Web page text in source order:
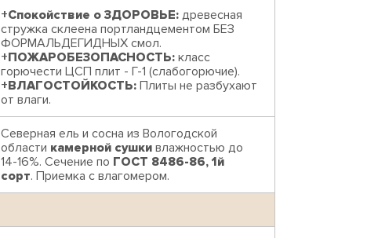
+Спокойствие о ЗДОРОВЬЕ: древесная
стружка склеена портландцементом БЕЗ
ФОРМАЛЬДЕГИДНЫХ смол.
+ПОЖАРОБЕЗОПАСНОСТЬ: класс
горючести ЦСП плит - Г-1 (слабогорючие).
+ВЛАГОСТОЙКОСТЬ: Плиты не разбухают
от влаги.
Северная ель и сосна из Вологодской
области камерной сушки влажностью до
14-16%. Сечение по ГОСТ 8486-86, 1й
сорт. Приемка с влагомером.